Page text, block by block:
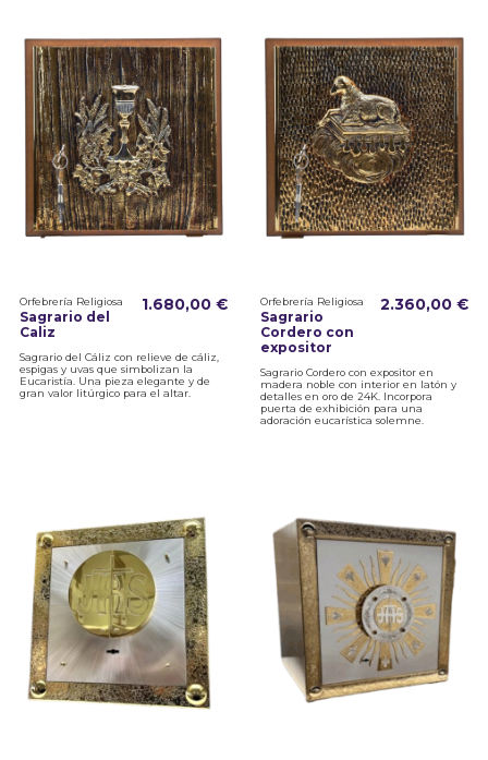
Orfebrería Religiosa
Sagrario del
Caliz
1.680,00 €
Sagrario del Cáliz con relieve de cáliz,
espigas y uvas que simbolizan la
Eucaristía. Una pieza elegante y de
gran valor litúrgico para el altar.
Orfebrería Religiosa
Sagrario
Cordero con
expositor
2.360,00 €
Sagrario Cordero con expositor en
madera noble con interior en latón y
detalles en oro de 24K. Incorpora
puerta de exhibición para una
adoración eucarística solemne.